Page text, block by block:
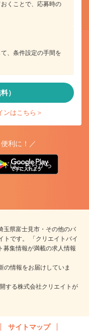
くことで、応募時の
、条件設定の手間を
）
ンはこちら＞
利に！／
ドはこちらから
玉県富士見市・その他のバ
トです。 「クリエイトバイ
募集情報が満載の求人情報
の情報をお届けしていま
する株式会社クリエイトが
サイトマップ